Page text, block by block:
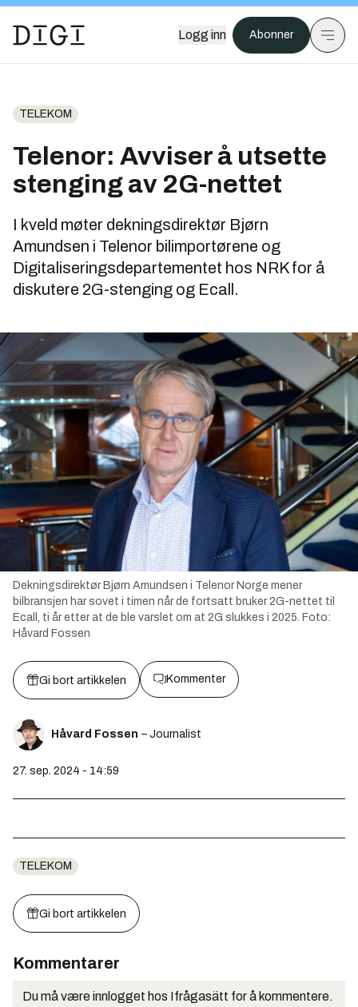
Logg inn Abonner
TELEKOM
Telenor: Avviser å utsette
stenging av 2G-nettet
I kveld møter dekningsdirektør Bjørn
Amundsen i Telenor bilimportørene og
Digitaliseringsdepartementet hos NRK for å
diskutere 2G-stenging og Ecall.
Dekningsdirektør Bjørn Amundsen i Telenor Norge mener
bilbransjen har sovet i timen når de fortsatt bruker 2G-nettet til
Ecall, ti år etter at de ble varslet om at 2G slukkes i 2025. Foto:
Håvard Fossen
Gi bort artikkelen Kommenter
Håvard Fossen – Journalist
27. sep. 2024 - 14:59
TELEKOM
Gi bort artikkelen
Kommentarer
Du må være innlogget hos Ifrågasätt for å kommentere.